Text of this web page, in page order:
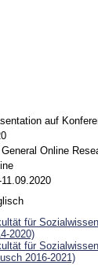
auf
Online
für
2020)
für
2016-2021)